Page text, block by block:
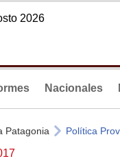
2026
Nacionales
Patagonia Política